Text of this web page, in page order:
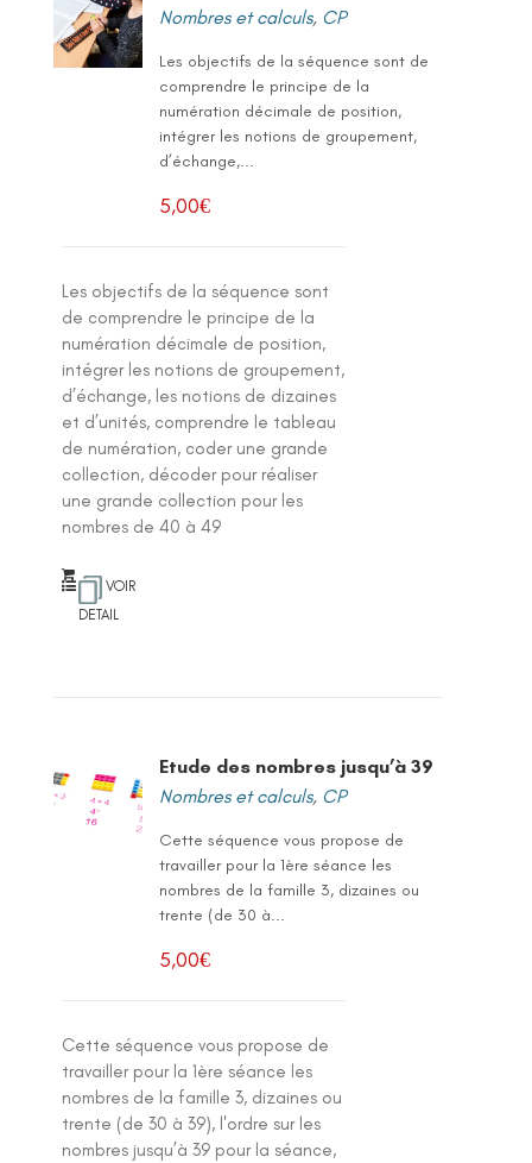
Nombres et calculs, CP
Les objectifs de la séquence sont de
comprendre le principe de la
numération décimale de position,
intégrer les notions de groupement,
d’échange,...
5,00€
Les objectifs de la séquence sont
de comprendre le principe de la
numération décimale de position,
intégrer les notions de groupement,
d’échange, les notions de dizaines
et d’unités, comprendre le tableau
de numération, coder une grande
collection, décoder pour réaliser
une grande collection pour les
nombres de 40 à 49
VOIR
DETAIL
Etude des nombres jusqu’à 39
Nombres et calculs, CP
Cette séquence vous propose de
travailler pour la 1ère séance les
nombres de la famille 3, dizaines ou
trente (de 30 à...
5,00€
Cette séquence vous propose de
travailler pour la 1ère séance les
nombres de la famille 3, dizaines ou
trente (de 30 à 39), l'ordre sur les
nombres jusqu’à 39 pour la séance,